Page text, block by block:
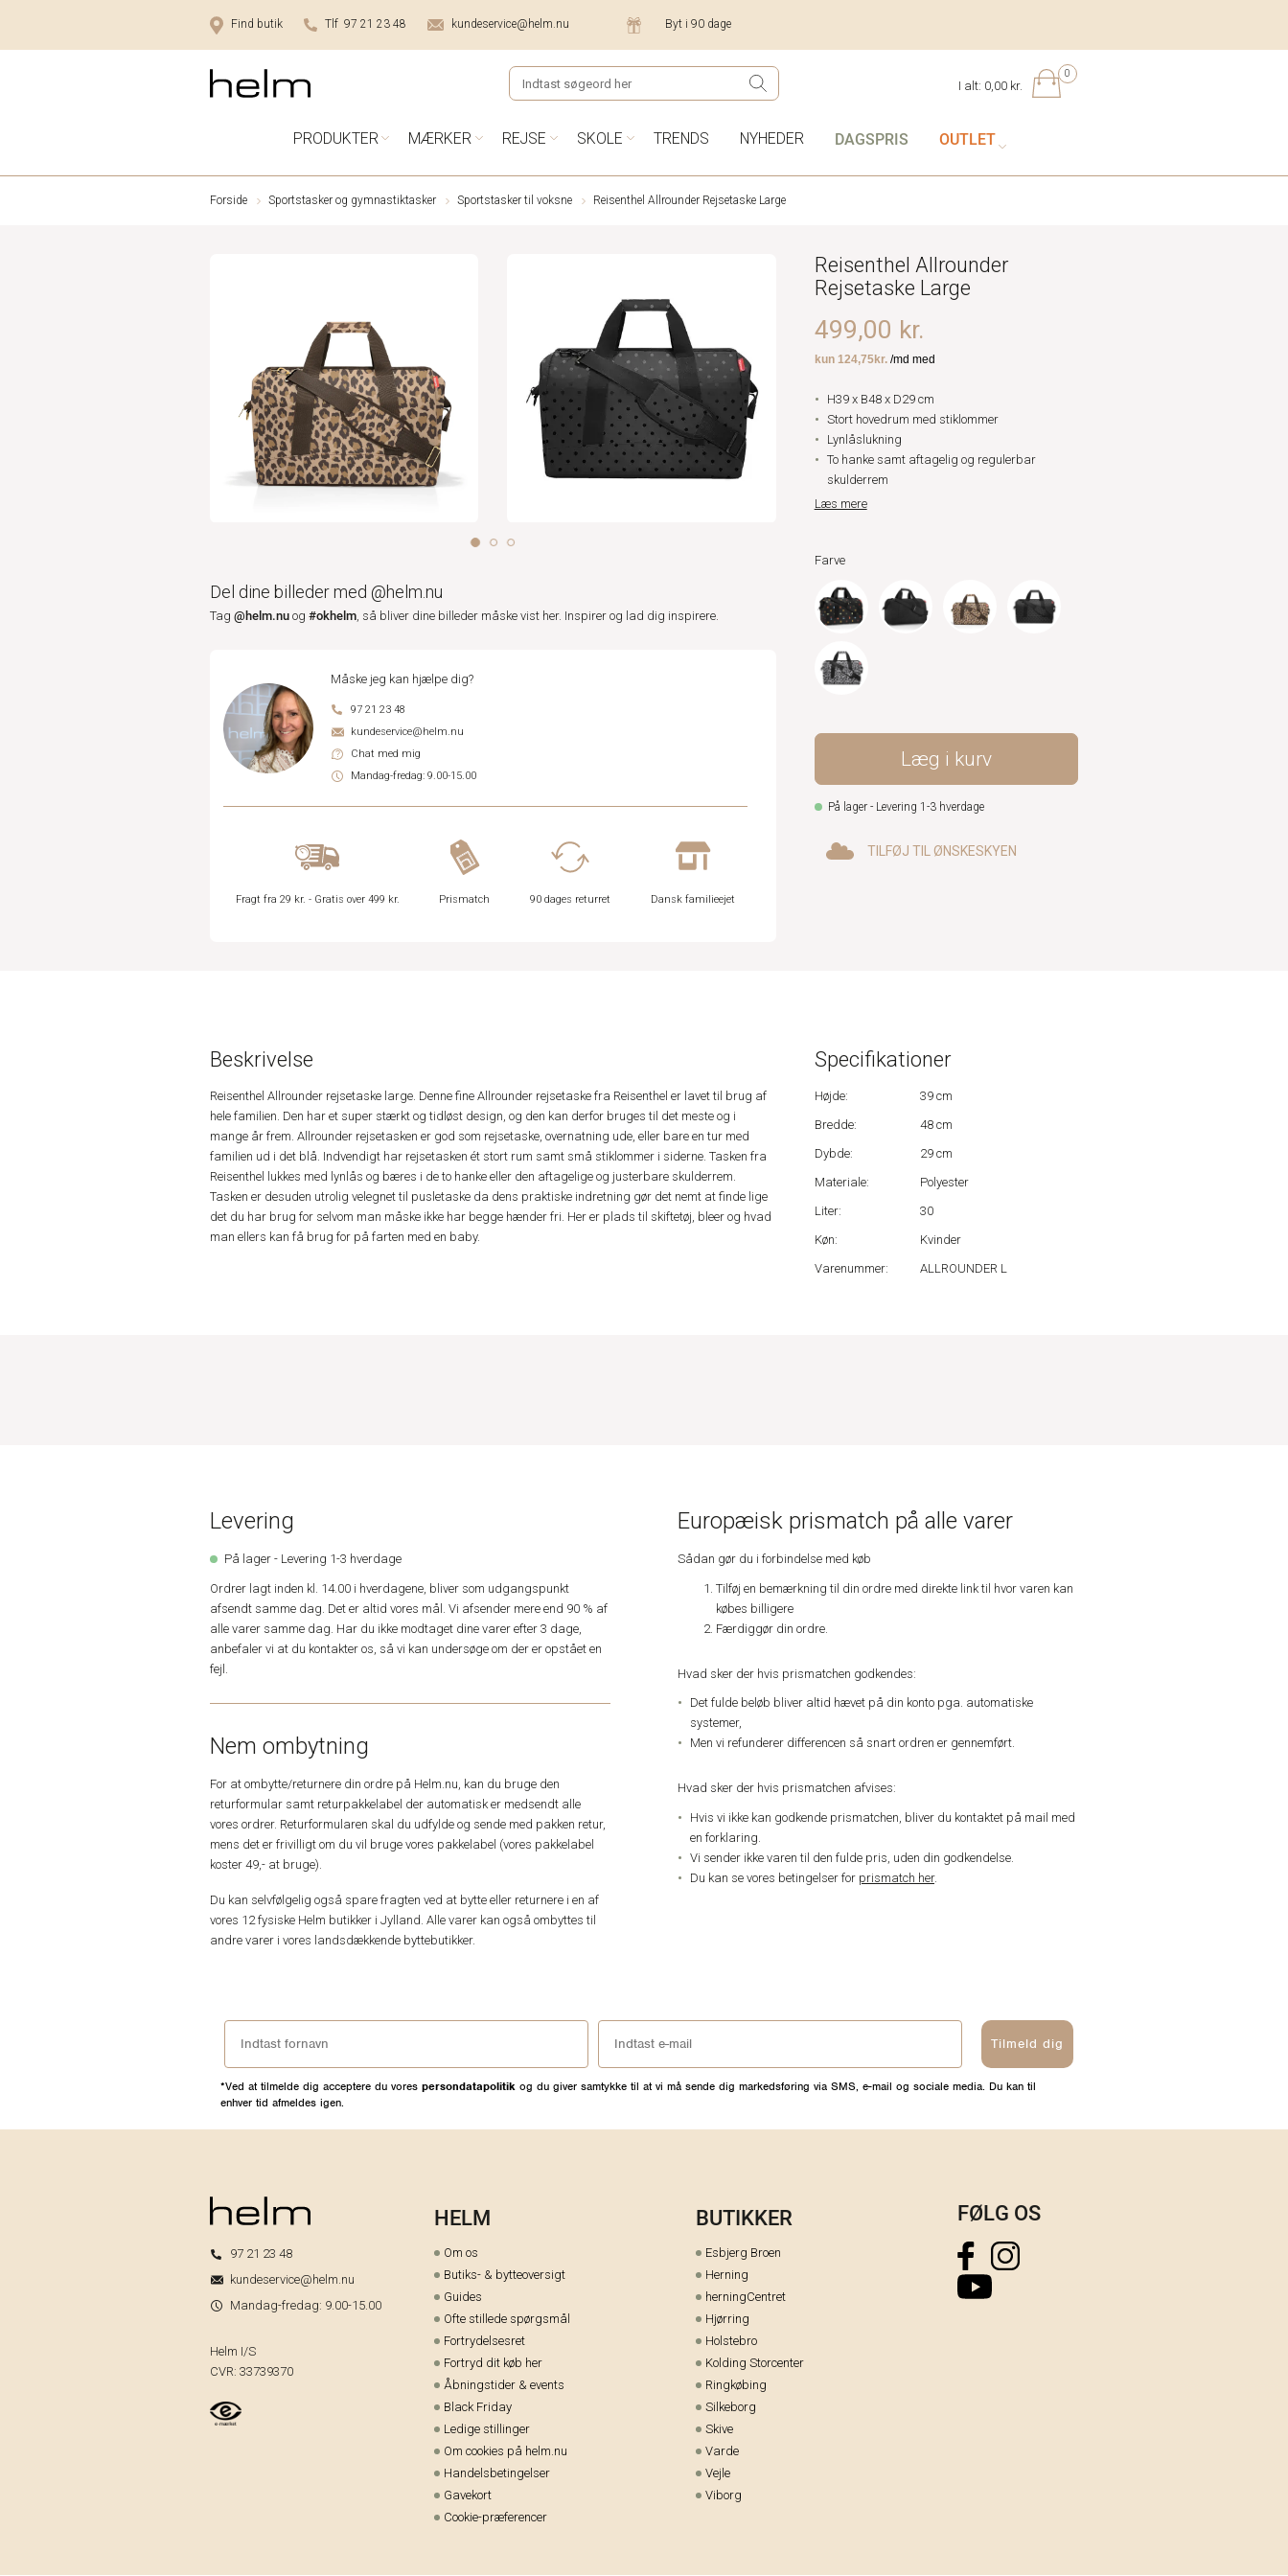
Find butik Tlf 97 21 23 48 kundeservice@helm.nu Byt i 90 dage
0
I alt: 0,00 kr.
PRODUKTER MÆRKER REJSE SKOLE TRENDS NYHEDER DAGSPRIS OUTLET
Forside Sportstasker og gymnastiktasker Sportstasker til voksne Reisenthel Allrounder Rejsetaske Large
Del dine billeder med @helm.nu
Tag @helm.nu og #okhelm, så bliver dine billeder måske vist her. Inspirer og lad dig inspirere.
Måske jeg kan hjælpe dig?
97 21 23 48
kundeservice@helm.nu
Chat med mig
Mandag-fredag: 9.00-15.00
Fragt fra 29 kr. - Gratis over 499 kr. Prismatch 90 dages returret Dansk familieejet
Reisenthel Allrounder
Rejsetaske Large
499,00 kr.
H39 x B48 x D29 cm
Stort hovedrum med stiklommer
Lynlåslukning
To hanke samt aftagelig og regulerbar
skulderrem
Læs mere
Farve
Læg i kurv
På lager - Levering 1-3 hverdage
TILFØJ TIL ØNSKESKYEN
Beskrivelse
Reisenthel Allrounder rejsetaske large. Denne fine Allrounder rejsetaske fra Reisenthel er lavet til brug af
hele familien. Den har et super stærkt og tidløst design, og den kan derfor bruges til det meste og i
mange år frem. Allrounder rejsetasken er god som rejsetaske, overnatning ude, eller bare en tur med
familien ud i det blå. Indvendigt har rejsetasken ét stort rum samt små stiklommer i siderne. Tasken fra
Reisenthel lukkes med lynlås og bæres i de to hanke eller den aftagelige og justerbare skulderrem.
Tasken er desuden utrolig velegnet til pusletaske da dens praktiske indretning gør det nemt at finde lige
det du har brug for selvom man måske ikke har begge hænder fri. Her er plads til skiftetøj, bleer og hvad
man ellers kan få brug for på farten med en baby.
Specifikationer
Højde:
39 cm
Bredde:
48 cm
Dybde:
29 cm
Materiale:
Polyester
Liter:
30
Køn:
Kvinder
Varenummer:
ALLROUNDER L
Levering
På lager - Levering 1-3 hverdage
Ordrer lagt inden kl. 14.00 i hverdagene, bliver som udgangspunkt
afsendt samme dag. Det er altid vores mål. Vi afsender mere end 90 % af
alle varer samme dag. Har du ikke modtaget dine varer efter 3 dage,
anbefaler vi at du kontakter os, så vi kan undersøge om der er opstået en
fejl.
Nem ombytning
For at ombytte/returnere din ordre på Helm.nu, kan du bruge den
returformular samt returpakkelabel der automatisk er medsendt alle
vores ordrer. Returformularen skal du udfylde og sende med pakken retur,
mens det er frivilligt om du vil bruge vores pakkelabel (vores pakkelabel
koster 49,- at bruge).
Du kan selvfølgelig også spare fragten ved at bytte eller returnere i en af
vores 12 fysiske Helm butikker i Jylland. Alle varer kan også ombyttes til
andre varer i vores landsdækkende byttebutikker.
Europæisk prismatch på alle varer
Sådan gør du i forbindelse med køb
Tilføj en bemærkning til din ordre med direkte link til hvor varen kan
købes billigere
Færdiggør din ordre.
Hvad sker der hvis prismatchen godkendes:
Det fulde beløb bliver altid hævet på din konto pga. automatiske
systemer,
Men vi refunderer differencen så snart ordren er gennemført.
Hvad sker der hvis prismatchen afvises:
Hvis vi ikke kan godkende prismatchen, bliver du kontaktet på mail med
en forklaring.
Vi sender ikke varen til den fulde pris, uden din godkendelse.
Du kan se vores betingelser for prismatch her.
Tilmeld dig
*Ved at tilmelde dig acceptere du vores persondatapolitik og du giver samtykke til at vi må sende dig markedsføring via SMS, e-mail og sociale media. Du kan til
enhver tid afmeldes igen.
97 21 23 48
kundeservice@helm.nu
Mandag-fredag: 9.00-15.00
Helm I/S
CVR: 33739370
HELM
Om os
Butiks- & bytteoversigt
Guides
Ofte stillede spørgsmål
Fortrydelsesret
Fortryd dit køb her
Åbningstider & events
Black Friday
Ledige stillinger
Om cookies på helm.nu
Handelsbetingelser
Gavekort
Cookie-præferencer
BUTIKKER
Esbjerg Broen
Herning
herningCentret
Hjørring
Holstebro
Kolding Storcenter
Ringkøbing
Silkeborg
Skive
Varde
Vejle
Viborg
FØLG OS